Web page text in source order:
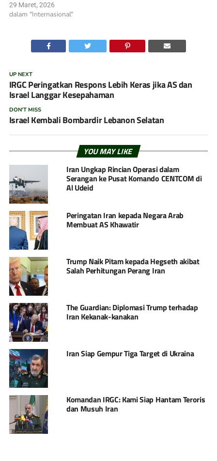
29 Maret, 2026
dalam "Internasional"
UP NEXT
IRGC Peringatkan Respons Lebih Keras jika AS dan
Israel Langgar Kesepahaman
DON'T MISS
Israel Kembali Bombardir Lebanon Selatan
YOU MAY LIKE
Iran Ungkap Rincian Operasi dalam
Serangan ke Pusat Komando CENTCOM di
Al Udeid
Peringatan Iran kepada Negara Arab
Membuat AS Khawatir
Trump Naik Pitam kepada Hegseth akibat
Salah Perhitungan Perang Iran
The Guardian: Diplomasi Trump terhadap
Iran Kekanak-kanakan
Iran Siap Gempur Tiga Target di Ukraina
Komandan IRGC: Kami Siap Hantam Teroris
dan Musuh Iran